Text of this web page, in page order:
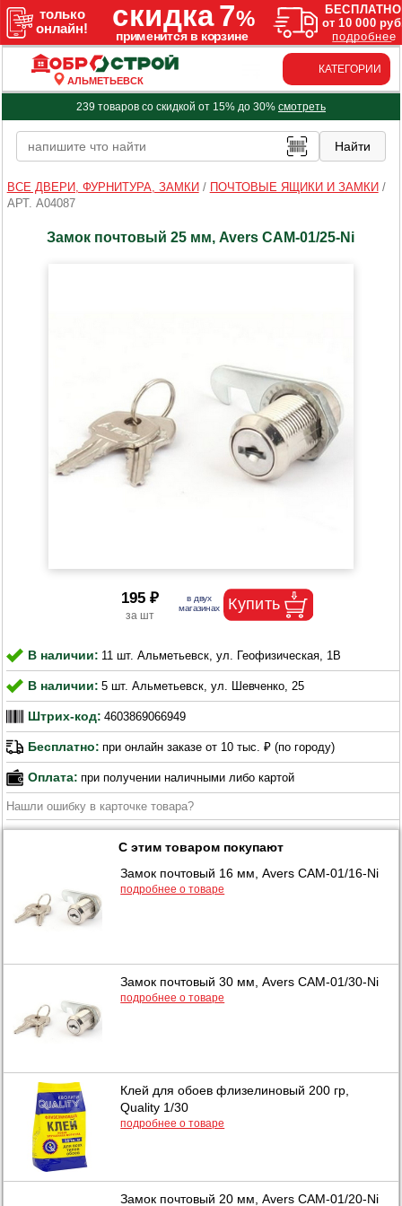
АЛЬМЕТЬЕВСК
КАТЕГОРИИ
239 товаров со скидкой от 15% до 30% смотреть
ВСЕ ДВЕРИ, ФУРНИТУРА, ЗАМКИ / ПОЧТОВЫЕ ЯЩИКИ И ЗАМКИ /
АРТ. A04087
Замок почтовый 25 мм, Avers САМ-01/25-Ni
195 ₽
В наличии: 11 шт. Альметьевск, ул. Геофизическая, 1В
В наличии: 5 шт. Альметьевск, ул. Шевченко, 25
Штрих-код: 4603869066949
Бесплатно: при онлайн заказе от 10 тыс. ₽ (по городу)
Оплата: при получении наличными либо картой
Нашли ошибку в карточке товара?
С этим товаром покупают
Замок почтовый 16 мм, Avers САМ-01/16-Ni
подробнее о товаре
Замок почтовый 30 мм, Avers САМ-01/30-Ni
подробнее о товаре
Клей для обоев флизелиновый 200 гр,
Quality 1/30
подробнее о товаре
Замок почтовый 20 мм, Avers САМ-01/20-Ni